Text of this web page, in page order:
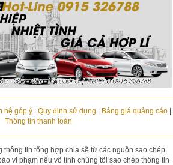
hệ góp ý| Quy định sử dụng | Bảng giá quảng cáo|
Thông tin thanh toán
thông tin tổng hợp chia sẽ từ các nguồn sao chép.
vi phạm nếu vô tình chúng tôi sao chép thông tin